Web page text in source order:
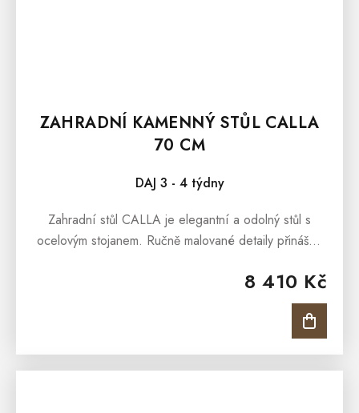
ZAHRADNÍ KAMENNÝ STŮL CALLA
70 CM
DAJ 3 - 4 týdny
8 410 Kč
Zahradní stůl CALLA je elegantní a odolný stůl s
ocelovým stojanem. Ručně malované detaily přinášejí
odolnou proti povětrnostním...